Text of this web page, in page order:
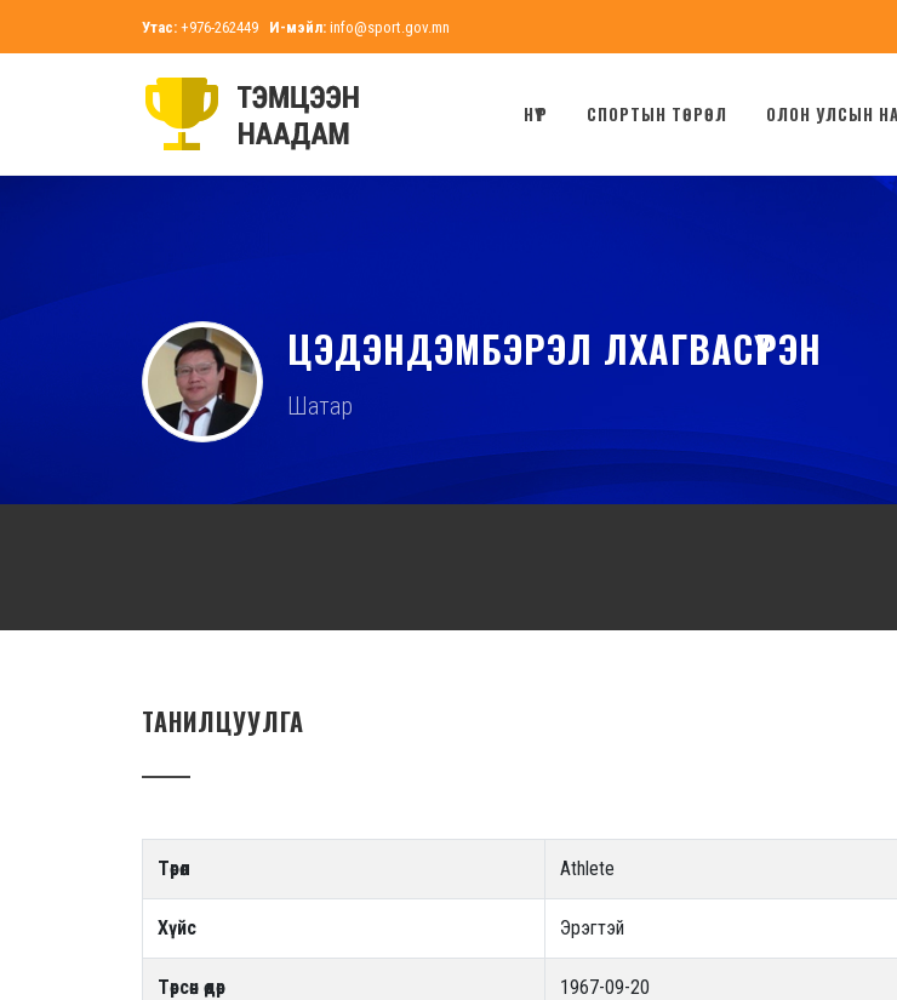
Утас: +976-262449 И-мэйл: info@sport.gov.mn
НҮҮР СПОРТЫН ТӨРӨЛ ОЛОН УЛСЫН
ЦЭДЭНДЭМБЭРЭЛ ЛХАГВАСҮРЭН
Шатар
ТАНИЛЦУУЛГА
Төрөл Athlete
Хүйс Эрэгтэй
Төрсөн өдөр 1967-09-20